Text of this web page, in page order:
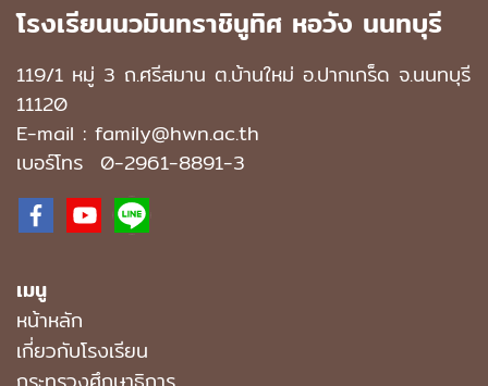
โรงเรียนนวมินทราชินูทิศ หอวัง นนทบุรี
119/1 หมู่ 3 ถ.ศรีสมาน ต.บ้านใหม่ อ.ปากเกร็ด จ.นนทบุรี
11120
E-mail : family@hwn.ac.th
เบอร์โทร 0-2961-8891-3
เมนู
หน้าหลัก
เกี่ยวกับโรงเรียน